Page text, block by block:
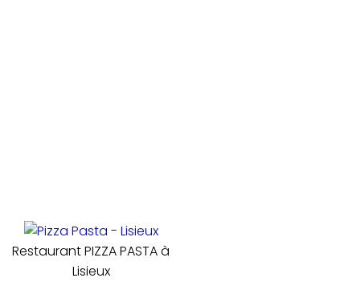
Restaurant PIZZA PASTA à
Lisieux